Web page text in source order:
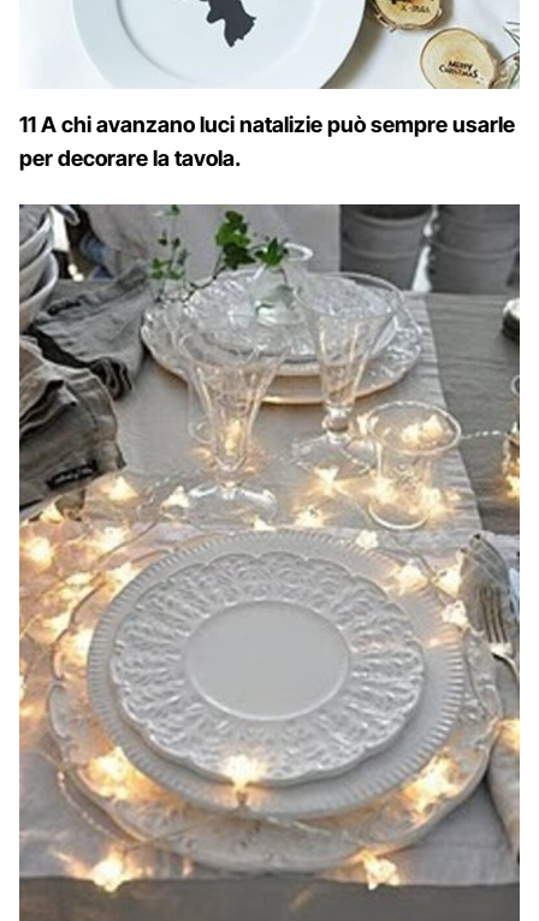
11 A chi avanzano luci natalizie può sempre usarle
per decorare la tavola.